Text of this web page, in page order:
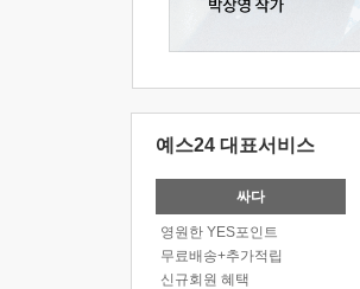
예스24 대표서비스
싸다
영원한 YES포인트
무료배송+추가적립
신규회원 혜택